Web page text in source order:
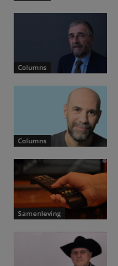
Columns
Columns
Samenleving